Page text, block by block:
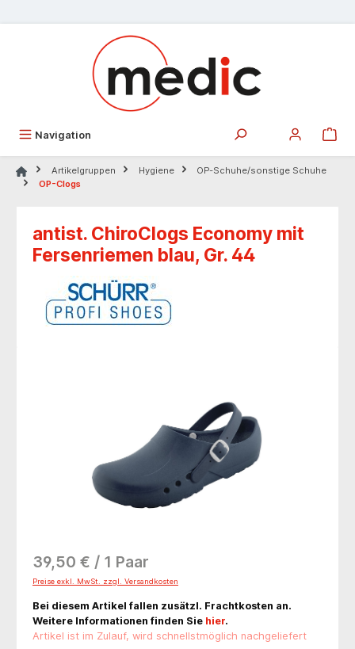
Navigation
Artikelgruppen Hygiene
OP-Schuhe/sonstige Schuhe
OP-Clogs
antist. ChiroClogs Economy mit
Fersenriemen blau, Gr. 44
39,50 € / 1 Paar
Preise exkl. MwSt. zzgl. Versandkosten
Bei diesem Artikel fallen zusätzl. Frachtkosten an.
Weitere Informationen finden Sie hier.
Artikel ist im Zulauf, wird schnellstmöglich nachgeliefert